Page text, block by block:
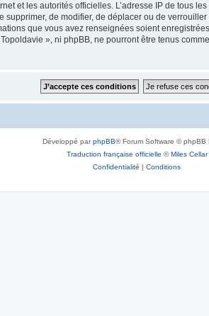
et les autorités officielles. L’adresse IP de tous
de modifier, de déplacer ou de
que vous avez renseignées soient
», ni phpBB, ne pourront être tenus
Développé parphpBB® Forum Software © phpBB
Traduction française officielle ©Miles Cellar
Confidentialité | Conditions